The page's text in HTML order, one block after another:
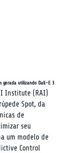
gerada utilizando Dall-E 3
Institute (RAI)
Spot, da
de
seu
um modelo de
Control